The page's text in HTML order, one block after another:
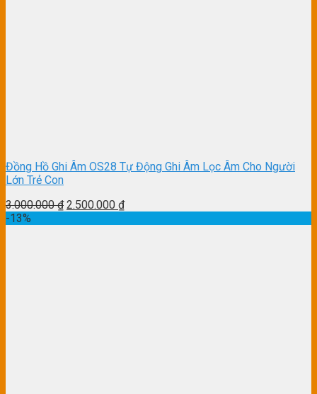
Đồng Hồ Ghi Âm OS28 Tự Động Ghi Âm Lọc Âm Cho Người
Lớn Trẻ Con
3.000.000₫ 2.500.000 ₫
-13%